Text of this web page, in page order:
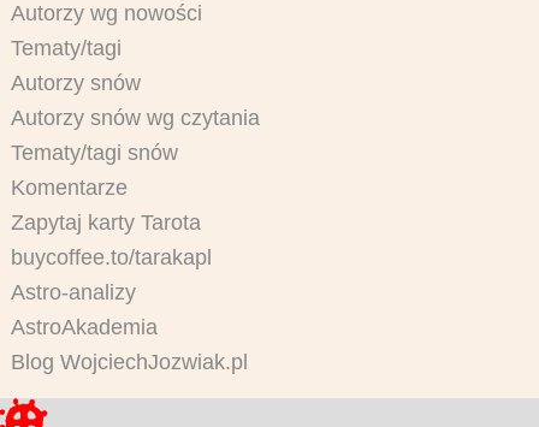
Autorzy wg nowości
Tematy/tagi
Autorzy snów
Autorzy snów wg czytania
Tematy/tagi snów
Komentarze
Zapytaj karty Tarota
buycoffee.to/tarakapl
Astro-analizy
AstroAkademia
Blog WojciechJozwiak.pl